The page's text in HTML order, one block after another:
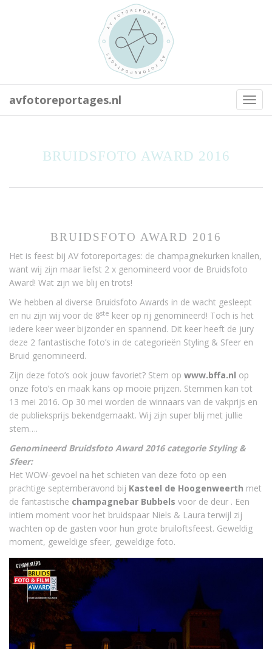
avfotoreportages.nl
BRUIDSFOTO AWARD 2016
BRUIDSFOTO AWARD 2016
Het is feest bij AV fotoreportages: de champagnekurken knallen,
want wij zijn maar liefst 2 x genomineerd voor de Bruidsfoto
Award! Wat zijn we blij en trots!
We hebben al diverse Bruidsfoto Awards in de wacht gesleept
en nu zijn wij voor de 8ste keer op rij genomineerd! Toch is het
iedere keer weer bijzonder en spannend. Dit keer heeft de jury
deze 2 fantastische foto’s in de categorieën Styling & Sfeer en
Bruid genomineerd.
Zijn deze foto’s ook jouw favoriet? Stem op www.bffa.nl op
onze foto’s en maak kans op mooie prijzen. Stemmen kan tot
13 mei 2016. Op 30 mei worden de winnaars van de vakprijs en
de publieksprijs bekendgemaakt. Wij zijn super blij met jullie
stem….
Genomineerd Bruidsfoto Award 2016 categorie Styling &
Sfeer:
Het WOW-gevoel na het schieten van deze foto op een
prachtige septemberavond bij Kasteel de Hoogenweerth met
de fantastische champagnebar Bubbels voor de deur . Een
intiem moment voor het bruidspaar Niels & Laura terwijl zij
wachten op de gasten voor hun grote bruiloftsfeest. Geweldig
moment, geweldige sfeer, geweldige foto.